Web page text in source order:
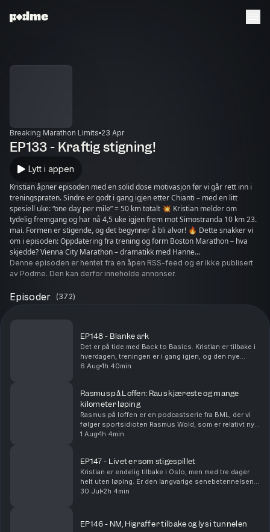
Breaking Marathon Limits 23 Apr
EP133 - Kraftig stigning!
Lytt i appen
Kristian åpner episoden med en solid dose motivasjon før vi går rett inn i
treningspraten. Sindre er godt i gang igjen etter Chianti – med en litt
spesiell uke: “one day per mile” = 50 km totalt 💥 Kristian melder om
tydelig fremgang og har nå 4,5 uke igjen frem mot Simostranda 10 km 23.
mai. Formen er stigende, og det begynner å bli alvor! 🔥 Dette snakker vi
om i episoden: Oppdatering fra trening og form Boston Marathon – hva
skjedde? Vienna City Marathon – dramatikk med Hanne...
Denne episoden er hentet fra en åpen RSS-feed og er ikke publisert
av Podme. Den kan derfor inneholde annonser.
Episoder (372)
EP148 - Blanke ark
Det er på tide med Back to Basics. Kristian er tilbake i
hverdagen, treningen er i gang igjen, og den nye
Woodway-mølla er endelig på plass. Vi snakker om
6 Aug 1h 40min
Rasmus på Loffen: Raus kjæreste og mange
kilometer løping
Rasmus på loffen er en podcastserie fra BML, der vi
følger sportsidioten Rasmus Wold, som er relativt ny i
løpegamet. I denne episoden diskuterer gutta noen
1 Aug 1h 4min
EP147 - Livet er som stigespillet
Kristian er endelig tilbake i Oslo, men med tre dager
helt uten løping. Er den langvarige senebetennelsen
endelig på vei ut? Vi snakker om tålmodighet, skader,
30 Jul 2h 4min
EP146 - NM, Higraff er tilbake og lys i tunnelen